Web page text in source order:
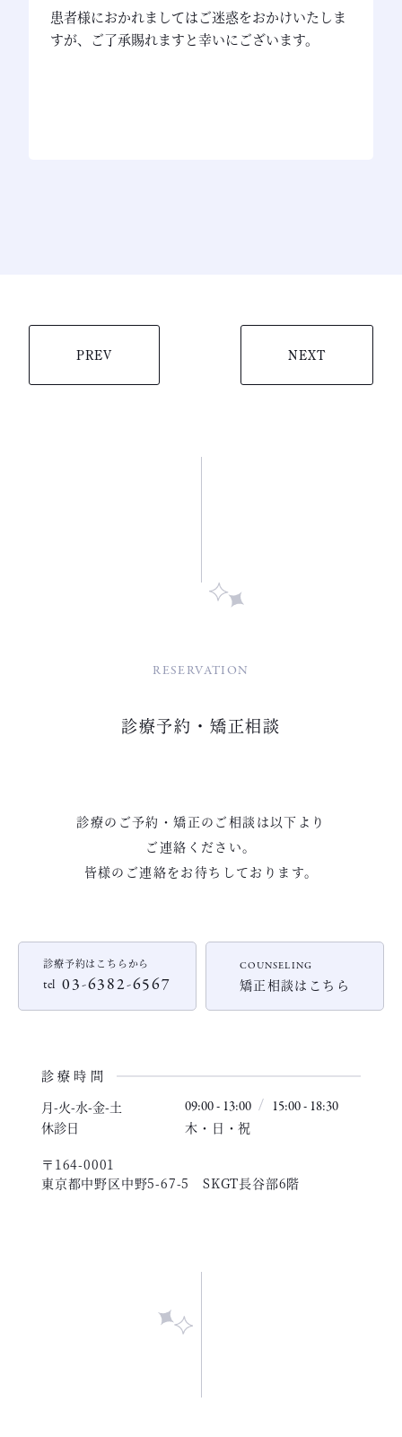
患者様におかれましてはご迷惑をおかけいたしま
すが、ご了承賜れますと幸いにございます。
PREV NEXT
RESERVATION
診療予約・矯正相談
診療のご予約・矯正のご相談は以下より
ご連絡ください。
皆様のご連絡をお待ちしております。
診療予約はこちらから
tel 03-6382-6567
COUNSELING
矯正相談はこちら
診療時間
月-火-水-金-土 09:00 - 13:00
15:00 - 18:30
休診日
木・日・祝
〒164-0001
東京都中野区中野5-67-5 SKGT長谷部6階